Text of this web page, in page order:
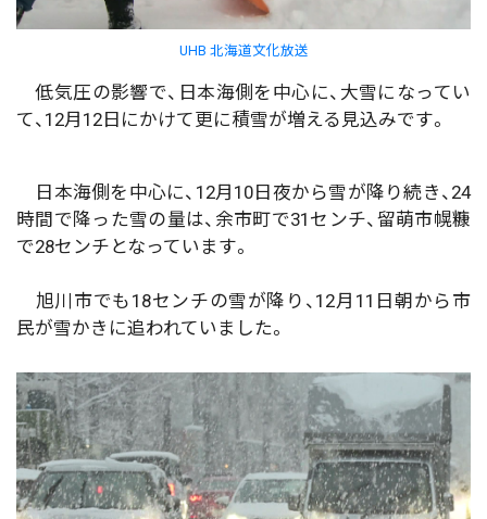
UHB 北海道文化放送
低気圧の影響で、日本海側を中心に、大雪になってい
て、12月12日にかけて更に積雪が増える見込みです。
日本海側を中心に、12月10日夜から雪が降り続き、24
時間で降った雪の量は、余市町で31センチ、留萌市幌糠
で28センチとなっています。
旭川市でも18センチの雪が降り、12月11日朝から市
民が雪かきに追われていました。